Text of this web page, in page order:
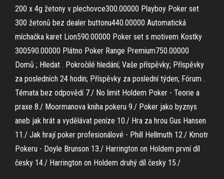
200 x 4g žetony v plechovce300.00000 Playboy Poker set
300 žetonů bez dealer buttonu440.00000 Automatická
míchačka karet Lion590.00000 Poker set s motivem Kostky
300590.00000 Plátno Poker Range Premium750.00000
Domů ; Hledat . Pokročilé hledání; Vaše příspěvky; Příspěvky
za posledních 24 hodin; Příspěvky za poslední týden; Fórum .
Témata bez odpovědí 7./ No limit Holdem Poker - Teorie a
praxe 8./ Moormanova kniha pokeru 9./ Poker jako byznys
aneb jak hrát a vydělávat peníze 10./ Hra za hrou Gus Hansen
11./ Jak hrají poker profesionálové - Phill Hellmuth 12./ Kmotr
Pokeru - Doyle Brunson 13./ Harrington on Holdem první díl
česky 14./ Harrington on Holdem druhý díl česky 15./